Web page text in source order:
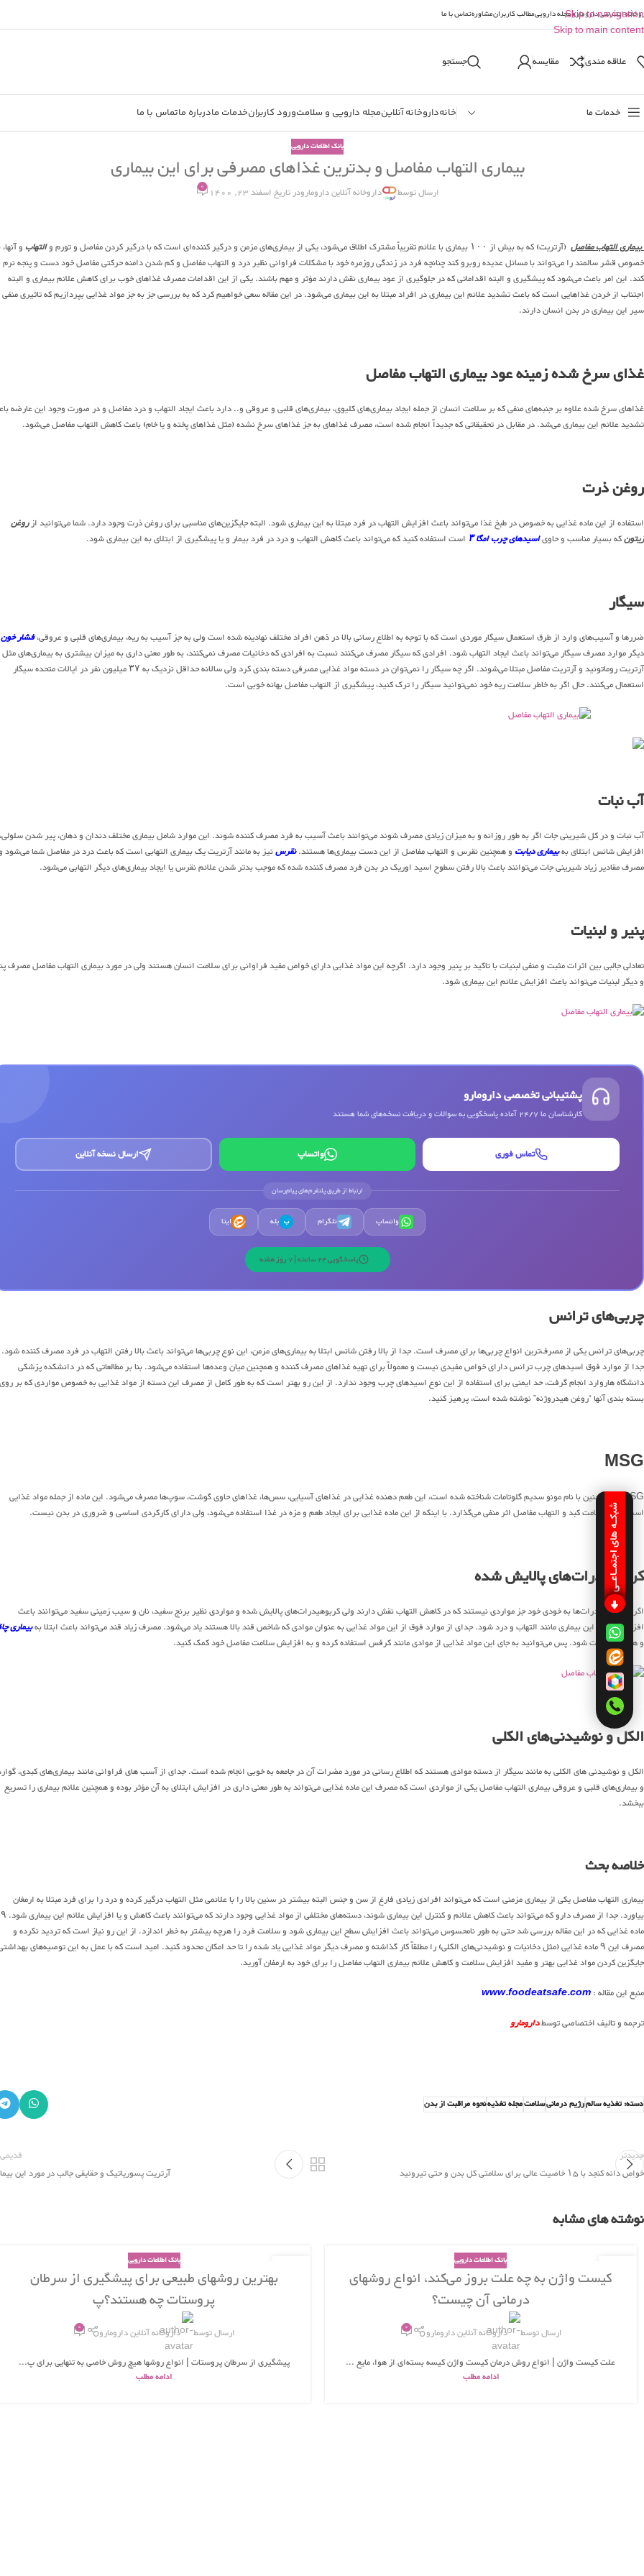
Skip to navigation
Skip to main content
اینترنتی دارومارومجله داروییمطالب کاربرانمشاورهتماس با ما
علاقه مندی مقایسه جستجو
خدمات ما خانهداروخانه آنلاینمجله دارویی و سلامتورود کاربرانخدمات مادرباره ماتماس با ما
بانک اطلاعات دارویی
بیماری التهاب مفاصل و بدترین غذاهای مصرفی برای این بیماری
ارسال توسط داروخانه آنلاین دارومارودر تاریخ اسفند 23, 1400 0
بیماری التهاب مفاصل (آرتریت) که به بیش از ۱۰۰ بیماری با علائم تقریباً مشترک اطلاق می‌شود، یکی از بیماری‌های مزمن و درگیر کننده‌ای است که با درگیر کردن مفاصل و تورم و التهاب و
خصوص قشر سالمند را می‌تواند با مسائل عدیده روبرو کند چنانچه فرد در زندگی روزمره خود با مشکلات فراوانی نظیر درد و التهاب مفاصل و کم شدن دامنه حرکتی مفاصل خود دست و پنجه نرم
کند. این امر باعث می‌شود که پیشگیری و البته اقداماتی که در جلوگیری از عود بیماری نقش دارند مؤثر و مهم باشند. یکی از این اقدامات مصرف غذاهای خوب برای کاهش علائم بیماری و البته
اجتناب از خردن غذاهایی است که باعث تشدید علائم این بیماری در افراد مبتلا به این بیماری می‌شود. در این مقاله سعی خواهیم کرد که به بررسی جز به جز مواد غذایی بپردازیم که تاثیری منفی
سیر این بیماری در بدن انسان دارند.
غذای سرخ شده زمینه عود بیماری التهاب مفاصل
غذاهای سرخ شده علاوه بر جنبه‌های منفی که بر سلامت انسان از جمله ایجاد بیماری‌های کلیوی، بیماری‌های قلبی و عروقی و.. دارد باعث ایجاد التهاب و درد مفاصل و در صورت وجود این عارضه
تشدید علائم این بیماری می‌شد. در مقابل در تحقیقاتی که جدیداً انجام شده است، مصرف غذاهای به جز غذاهای سرخ نشده (مثل غذاهای پخته و یا خام) باعث کاهش التهاب مفاصل می‌شود.
روغن ذرت
استفاده از این ماده غذایی به خصوص در طبخ غذا می‌تواند باعث افزایش التهاب در فرد مبتلا به این بیماری شود. البته جایگزین‌های مناسبی برای روغن ذرت وجود دارد. شما می‌توانید ازروغن
زیتونکه بسیار مناسب و حاویاسیدهای چرب امگا ۳ است استفاده کنید که می‌تواند باعث کاهش التهاب و درد در فرد بیمار و یا پیشگیری از ابتلای به این بیماری شود.
سیگار
ضررها و آسیب‌های وارد از طرق استعمال سیگار موردی است که با توجه به اطلاع رسانی بالا در ذهن افراد مختلف نهادینه شده است ولی به جز آسیب به ریه، بیماری‌های قلبی و عروقی،فشار خون
دیگر موارد مصرف سیگار می‌تواند باعث ایجاد التهاب شود. افرادی که سیگار مصرف می‌کنند نسبت به افرادی که دخانیات مصرف نمی‌کنند، به طور معنی داری به میزان بیشتری به بیماری‌های مثل
آرتریت روماتوئید و آرتریت مفاصل مبتلا می‌شوند. اگر چه سیگار را نمی‌توان در دسته مواد غذایی مصرفی دسته بندی کرد ولی سالانه حداقل نزدیک به ۳۷ میلیون نفر در ایالات متحده سیگار
استعمال می‌کنند. حال اگر به خاطر سلامت ریه خود نمی‌توانید سیگار را ترک کنید، پیشگیری از التهاب مفاصل بهانه خوبی است.
آب نبات
آب نبات و در کل شیرینی جات اگر به طور روزانه و به میزان زیادی مصرف شوند می‌توانند باعث آسیب به فرد مصرف کننده شوند. این موارد شامل بیماری مختلف دندان و دهان، پیر شدن سلولی،
افزایش شانس ابتلای بهبیماری دیابت و همچنین نقرس و التهاب مفاصل از این دست بیماری‌ها هستند.نقرسنیز به مانند آرتریت یک بیماری التهابی است که باعث درد در مفاصل شما می‌شود
مصرف مقادیر زیاد شیرینی جات می‌توانند باعث بالا رفتن سطوح اسید اوریک در بدن فرد مصرف کننده شده که موجب بدتر شدن علائم نقرس یا ایجاد بیماری‌های دیگر التهابی می‌شود.
پنیر و لبنیات
تعادلی جالبی بین اثرات مثبت و منفی لبنیات با تاکید بر پنیر وجود دارد. اگرچه این مواد غذایی دارای خواص مفید فراوانی برای سلامت انسان هستند ولی در مورد بیماری التهاب مفاصل مصرف
و دیگر لبنیات می‌تواند باعث افزایش علائم این بیماری شود.
پشتیبانی تخصصی دارومارو
کارشناسان ما 24/7 آماده پاسخگویی به سوالات و دریافت نسخه‌های شما هستند
تماس فوری واتساپ ارسال نسخه آنلاین
ارتباط از طریق پلتفرم‌های پیام‌رسان
واتساپ تلگرام ب بله ایتا
پاسخگویی 24 ساعته | 7 روز هفته
چربی‌های ترانس
چربی‌های ترانس یکی از مصرف‌ترین انواع چربی‌ها برای مصرف است. جدا از بالا رفتن شانس ابتلا به بیماری‌های مزمن، این نوع چربی‌ها می‌تواند باعث بالا رفتن التهاب در فرد مصرف کننده شود.
جدا از موارد فوق اسیدهای چرب ترانس دارای خواص مفیدی نیست و معمولاً برای تهیه غذاهای مصرف کننده و همچنین میان وعده‌ها استفاده می‌شود. بنا بر مطالعاتی که در دانشکده پزشکی
دانشگاه هاروارد انجام گرفت، حد ایمنی برای استفاده از این نوع اسیدهای چرب وجود ندارد. از این رو بهتر است که به طور کامل از مصرف این دسته از مواد غذایی به خصوص مواردی که بر روی
بسته بندی آنها “روغن هیدروژنه” نوشته شده است، پرهیز کنید.
MSG
MSG که همچنین با نام مونو سدیم گلوتامات شناخته شده است، این طعم دهنده غذایی در غذاهای آسیایی، سس‌ها، غذاهای حاوی گوشت، سوپ‌ها مصرف می‌شود. این ماده از جمله مواد غذایی
است که بر سلامت کبد و التهاب مفاصل اثر منفی می‌گذارد. با اینکه از این ماده غذایی برای ایجاد طعم و مزه در غذا استفاده می‌شود، ولی دارای کارکردی اساسی و ضروری در بدن نیست.
کربوهیدرات‌های پالایش شده
اگرچه کربوهیدرات‌ها به خودی خود جز مواردی نیستند که در کاهش التهاب نقش دارند ولی کربوهیدرات‌های پالایش شده و مواردی نظیر برنج سفید، نان و سیب زمینی سفید می‌توانند باعث
افزایش علائم این بیماری مانند التهاب و درد شود. جدای از موارد فوق از این مواد غذایی به عنوان موادی که شاخص قند بالا هستند یاد می‌شود. مصرف زیاد قند می‌تواند باعث ابتلا بهبیماری
و همچنین دیابت شود. پس می‌توانید به جای این مواد غذایی از موادی مانند کرفس استفاده کرده و به افزایش سلامت مفاصل خود کمک کنید.
الکل و نوشیدنی‌های الکلی
الکل و نوشیدنی های الکلی به مانند سیگار از دسته موادی هستند که اطلاع رسانی در مورد مضرات آن در جامعه به خوبی انجام شده است. جدای از آسب های فراوانی مانند بیماری‌های کبدی،
و بیماری‌های قلبی و عروقی بیماری التهاب مفاصل یکی از مواردی است که مصرف این ماده غذایی می‌تواند به طور معنی داری در افزایش ابتلای به آن مؤثر بوده و همچنین علائم بیماری را تسریع
ببخشد.
خلاصه بحث
بیماری التهاب مفاصل یکی از بیماری مزمنی است که می‌تواند افرادی زیادی فارغ از سن و جنس البته بیشتر در سنین بالا را با علائمی مثل التهاب درگیر کرده و درد را برای فرد مبتلا به ارمغان
بیاورد. جدا از مصرف دارو که می‌تواند باعث کاهش علائم و کنترل این بیماری شوند، دسته‌های مختلفی از مواد غذایی وجود دارند که می‌توانند باعث کاهش و یا افزایش علائم این بیماری شود. ۹
ماده غذایی که در این مقاله بررسی شد حتی به طور نامحسوس می‌تواند باعث افزایش سطح این بیماری شود و سلامت فرد را هرچه بیشتر به خطر اندازد. از این رو نیاز است که تردید نکرده و
مصرف این ۹ ماده غذایی (مثل دخانیات و نوشیدنی‌های الکلی) را مطلقاً کار گذاشته و مصرف دیگر مواد غذایی یاد شده را تا حد امکان محدود کنید. امید است که با عمل به این توصیه‌های
جایگزین کردن مواد غذایی بهتر و مفید افزایش سلامت و کاهش علائم بیماری التهاب مفاصل را برای خود به ارمفان آورید.
منبع این مقاله :www.foodeatsafe.com
ترجمه و تالیف اختصاصی توسطدارومارو
دسته: تغذیه سالمرژیم درمانیسلامتمجله تغذیهنحوه مراقبت از بدن
جدیدتر
خواص دانه کنجد با ۱۵ خاصیت عالی برای سلامتی کل بدن و حتی تیروئید
آرتریت پسوریاتیک و حقایقی جالب در مورد این
نوشته های مشابه
26بهمن
بانک اطلاعات دارویی
کیست واژن به چه علت بروز می‌کند، انواع روشهای
درمانی آن چیست؟
ارسال توسط داروخانه آنلاین دارومارو 0
علت کیست واژن | انواع روش درمان کیست واژن کیسه بسته‌ای از هوا، مایع ...
ادامه مطلب
بانک اطلاعات دارویی
بهترین روشهای طبیعی برای پیشگیری از سرطان
پروستات چه هستند؟پ
ارسال توسط داروخانه آنلاین دارومارو 0
پیشگیری از سرطان پروستات | انواع روشها هیچ روش خاصی به تنهایی برای پ...
ادامه مطلب
شبکـه های اجتمـاعـی